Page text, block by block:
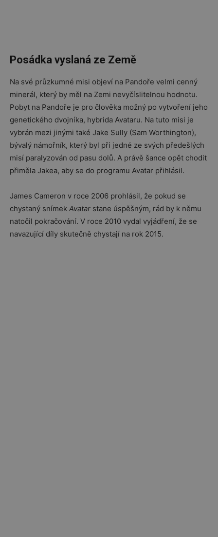
Posádka vyslaná ze Země
Na své průzkumné misi objeví na Pandoře velmi cenný
minerál, který by měl na Zemi nevyčíslitelnou hodnotu.
Pobyt na Pandoře je pro člověka možný po vytvoření jeho
genetického dvojníka, hybrida Avataru. Na tuto misi je
vybrán mezi jinými také Jake Sully (Sam Worthington),
bývalý námořník, který byl při jedné ze svých předešlých
misí paralyzován od pasu dolů. A právě šance opět chodit
přiměla Jakea, aby se do programu Avatar přihlásil.
James Cameron v roce 2006 prohlásil, že pokud se
chystaný snímek Avatar stane úspěšným, rád by k němu
natočil pokračování. V roce 2010 vydal vyjádření, že se
navazující díly skutečně chystají na rok 2015.